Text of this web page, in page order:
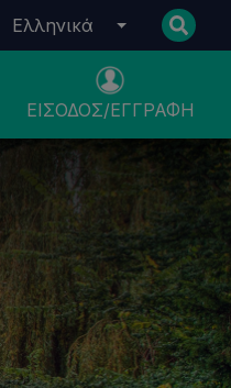
Ελληνικά
ΕΊΣΟΔΟΣ/ΕΓΓΡΑΦΉ